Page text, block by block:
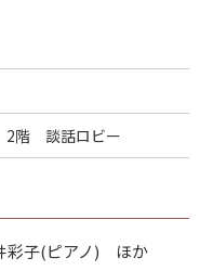
階 談話ロビー
彩子(ピアノ) ほか